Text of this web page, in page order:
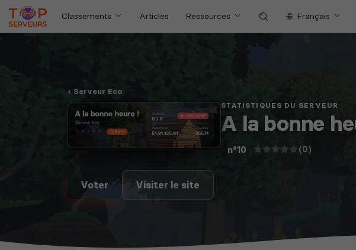
Classements Articles Ressources Français
Serveur Eco
STATISTIQUES DU SERVEUR
A la bonne
n°10 (0)
Voter Visiter le site